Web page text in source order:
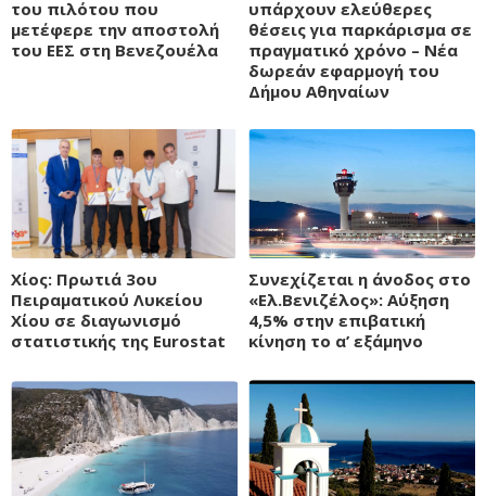
του πιλότου που
μετέφερε την αποστολή
του ΕΕΣ στη Βενεζουέλα
υπάρχουν ελεύθερες
θέσεις για παρκάρισμα σε
πραγματικό χρόνο – Νέα
δωρεάν εφαρμογή του
Δήμου Αθηναίων
Χίος: Πρωτιά 3ου
Πειραματικού Λυκείου
Χίου σε διαγωνισμό
στατιστικής της Eurostat
Συνεχίζεται η άνοδος στο
«Ελ.Βενιζέλος»: Αύξηση
4,5% στην επιβατική
κίνηση το α’ εξάμηνο